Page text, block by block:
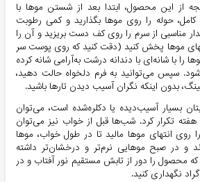
از این محصول، ابتدا بعد از شستن موها با
حوله را روی موها بگذارید و کمی رطوبت
مناسبی از سرم را روی کف دست بریزید و آن را
مو­ها پخش کنید (دقت کنید که روی پوست سر
را با شانه‌ای با دندانه درشت به‌آرامی شانه کرده
سپس می‌توانید به فرم دلخواه حالت دهید،
بدون اینکه نگران آسیب دیدن تارها باشید.
بسیار آسیب‌دیده یا دکلره‌شده است، می‌توان
هفته تکرار کرد. شب‌ها قبل از خواب نیز می‌توان
روی انتهای موها مالید تا در طول خواب، موها
و در صبح موهایی نرم‌تر و درخشان‌تر داشته
محصول را دور از تابش مستقیم نور آفتاب و در